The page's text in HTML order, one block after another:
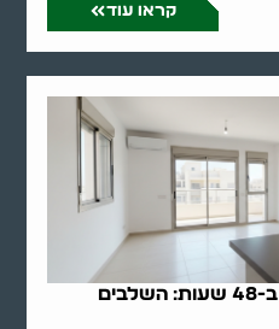
קראו עוד
הכינו דירה מוכנה למסירה ב-48 שעות: השלבים